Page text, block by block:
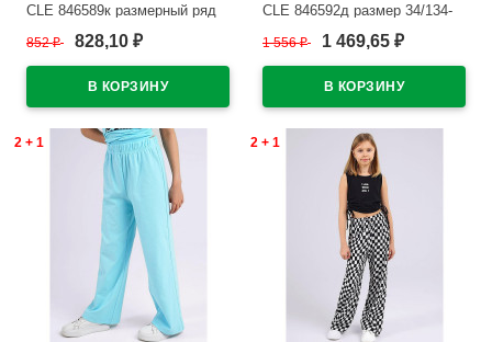
CLE 846589к размерный ряд
34/134-42/158 цвет черный
852₽ 828,10 ₽
CLE 846592д размер 34/134-
42/158 цвет черный
1 556₽ 1 469,65 ₽
2 + 1 2 + 1